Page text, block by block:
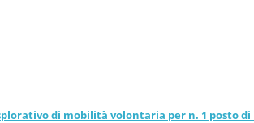
di mobilità volontaria per n. 1